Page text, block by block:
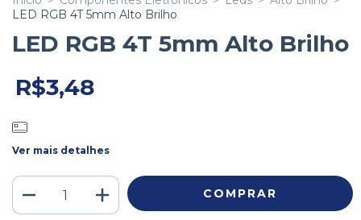
LED RGB 4T 5mm Alto Brilho
LED RGB 4T 5mm Alto Brilho
R$3,48
Ver mais detalhes